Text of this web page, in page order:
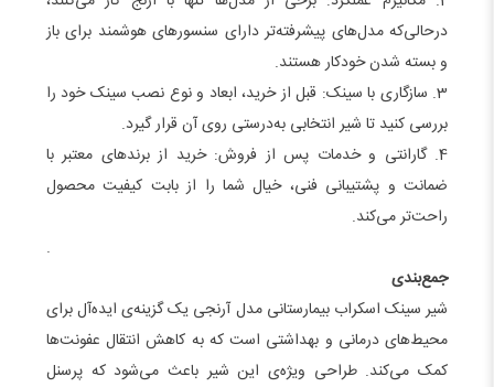
درحالی‌که مدل‌های پیشرفته‌تر دارای سنسورهای هوشمند برای باز
و بسته شدن خودکار هستند.
3. سازگاری با سینک: قبل از خرید، ابعاد و نوع نصب سینک خود را
بررسی کنید تا شیر انتخابی به‌درستی روی آن قرار گیرد.
4. گارانتی و خدمات پس از فروش: خرید از برندهای معتبر با
ضمانت و پشتیبانی فنی، خیال شما را از بابت کیفیت محصول
راحت‌تر می‌کند.
.
جمع‌بندی
شیر سینک اسکراب بیمارستانی مدل آرنجی یک گزینه‌ی ایده‌آل برای
محیط‌های درمانی و بهداشتی است که به کاهش انتقال عفونت‌ها
کمک می‌کند. طراحی ویژه‌ی این شیر باعث می‌شود که پرسنل